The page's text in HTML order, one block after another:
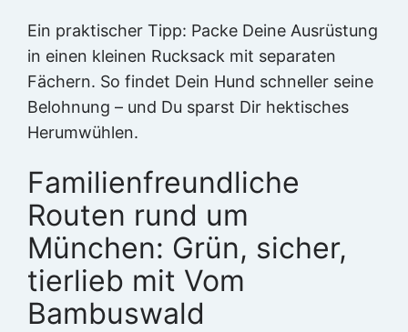
Ein praktischer Tipp: Packe Deine Ausrüstung
in einen kleinen Rucksack mit separaten
Fächern. So findet Dein Hund schneller seine
Belohnung – und Du sparst Dir hektisches
Herumwühlen.
Familienfreundliche
Routen rund um
München: Grün, sicher,
tierlieb mit Vom
Bambuswald